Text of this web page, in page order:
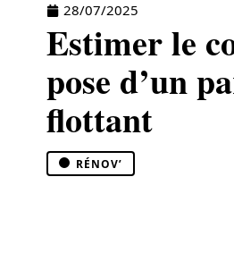
28/07/2025
Estimer le
pose d’un
flottant
RÉNOV’